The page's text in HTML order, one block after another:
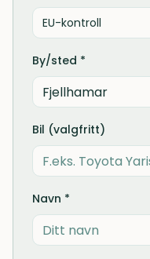
EU-kontroll
By/sted *
Bil (valgfritt)
Navn *